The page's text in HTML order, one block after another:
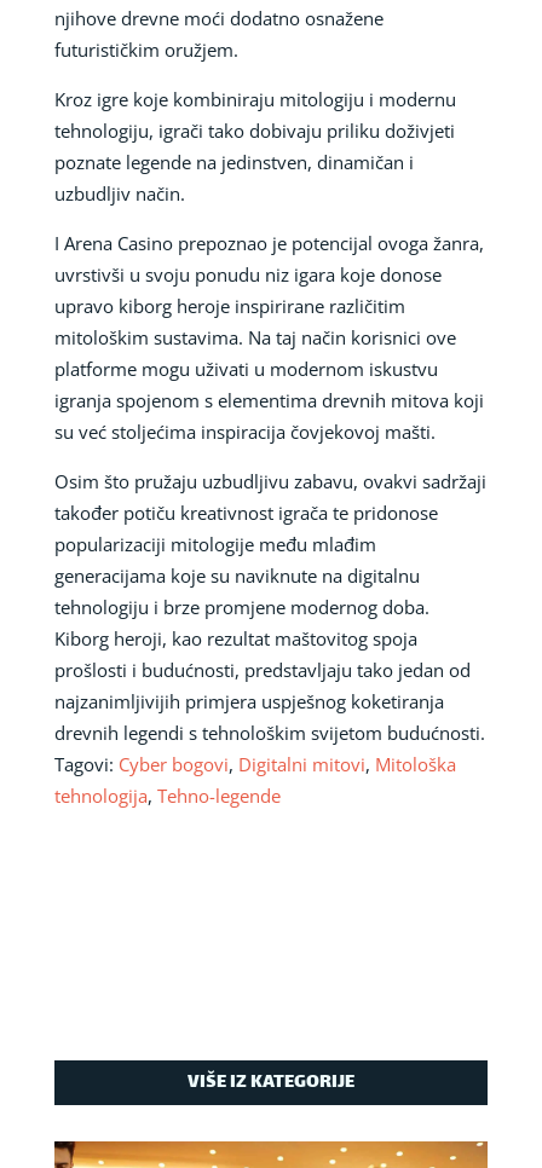
njihove drevne moći dodatno osnažene
futurističkim oružjem.
Kroz igre koje kombiniraju mitologiju i modernu
tehnologiju, igrači tako dobivaju priliku doživjeti
poznate legende na jedinstven, dinamičan i
uzbudljiv način.
I Arena Casino prepoznao je potencijal ovoga žanra,
uvrstivši u svoju ponudu niz igara koje donose
upravo kiborg heroje inspirirane različitim
mitološkim sustavima. Na taj način korisnici ove
platforme mogu uživati u modernom iskustvu
igranja spojenom s elementima drevnih mitova koji
su već stoljećima inspiracija čovjekovoj mašti.
Osim što pružaju uzbudljivu zabavu, ovakvi sadržaji
također potiču kreativnost igrača te pridonose
popularizaciji mitologije među mlađim
generacijama koje su naviknute na digitalnu
tehnologiju i brze promjene modernog doba.
Kiborg heroji, kao rezultat maštovitog spoja
prošlosti i budućnosti, predstavljaju tako jedan od
najzanimljivijih primjera uspješnog koketiranja
drevnih legendi s tehnološkim svijetom budućnosti.
Tagovi: Cyber bogovi, Digitalni mitovi, Mitološka
tehnologija, Tehno-legende
VIŠE IZ KATEGORIJE